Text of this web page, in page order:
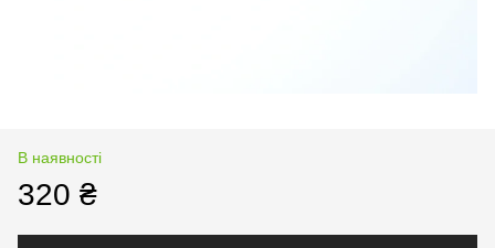
В наявності
320 ₴